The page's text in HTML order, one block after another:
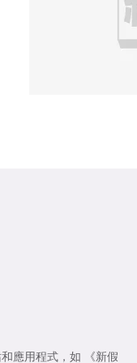
應用程式，如 《新假